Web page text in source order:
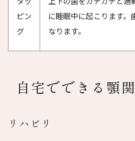
ピン
グ
に睡眠中に起こります。
なります。
自宅でできる顎
リハビリ